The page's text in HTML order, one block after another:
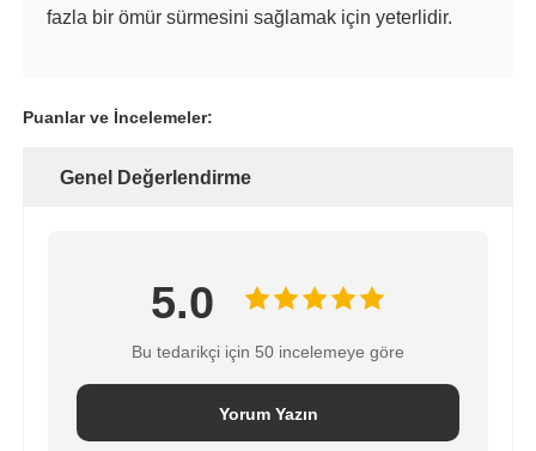
fazla bir ömür sürmesini sağlamak için yeterlidir.
Puanlar ve İncelemeler:
Genel Değerlendirme
5.0
Bu tedarikçi için 50 incelemeye göre
Yorum Yazın